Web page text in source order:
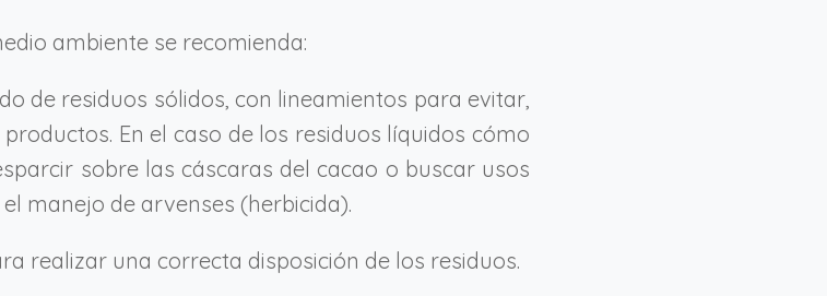
ambiente se recomienda:
de residuos sólidos, con lineamientos para evitar,
En el caso de los residuos líquidos cómo
sobre las cáscaras del cacao o buscar usos
manejo de arvenses (herbicida).
realizar una correcta disposición de los residuos.